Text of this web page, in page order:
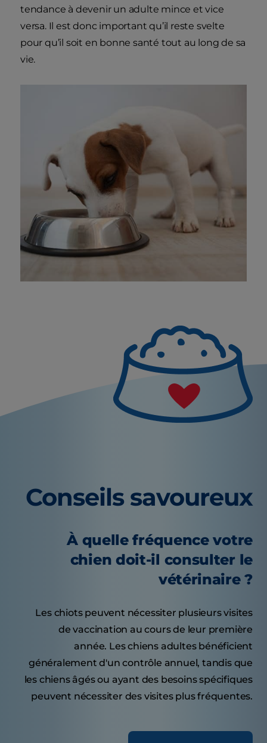
tendance à devenir un adulte mince et vice
versa. Il est donc important qu’il reste svelte
pour qu’il soit en bonne santé tout au long de sa
vie.
Conseils savoureux
À quelle fréquence votre
chien doit-il consulter le
vétérinaire ?
Les chiots peuvent nécessiter plusieurs visites
de vaccination au cours de leur première
année. Les chiens adultes bénéficient
généralement d'un contrôle annuel, tandis que
les chiens âgés ou ayant des besoins spécifiques
peuvent nécessiter des visites plus fréquentes.